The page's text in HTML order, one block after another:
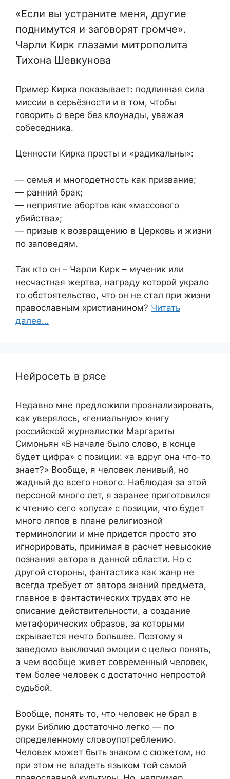
«Если вы устраните меня, другие
поднимутся и заговорят громче».
Чарли Кирк глазами митрополита
Тихона Шевкунова
Пример Кирка показывает: подлинная сила
миссии в серьёзности и в том, чтобы
говорить о вере без клоунады, уважая
собеседника.
Ценности Кирка просты и «радикальны»:
— семья и многодетность как призвание;
— ранний брак;
— неприятие абортов как «массового
убийства»;
— призыв к возвращению в Церковь и жизни
по заповедям.
Так кто он – Чарли Кирк – мученик или
несчастная жертва, награду которой украло
то обстоятельство, что он не стал при жизни
православным христианином? Читать
далее…
Нейросеть в рясе
Недавно мне предложили проанализировать,
как уверялось, «гениальную» книгу
российской журналистки Маргариты
Симоньян «В начале было слово, в конце
будет цифра» с позиции: «а вдруг она что-то
знает?» Вообще, я человек ленивый, но
жадный до всего нового. Наблюдая за этой
персоной много лет, я заранее приготовился
к чтению сего «опуса» с позиции, что будет
много ляпов в плане религиозной
терминологии и мне придется просто это
игнорировать, принимая в расчет невысокие
познания автора в данной области. Но с
другой стороны, фантастика как жанр не
всегда требует от автора знаний предмета,
главное в фантастических трудах это не
описание действительности, а создание
метафорических образов, за которыми
скрывается нечто большее. Поэтому я
заведомо выключил эмоции с целью понять,
а чем вообще живет современный человек,
тем более человек с достаточно непростой
судьбой.
Вообще, понять то, что человек не брал в
руки Библию достаточно легко — по
определенному словоупотреблению.
Человек может быть знаком с сюжетом, но
при этом не владеть языком той самой